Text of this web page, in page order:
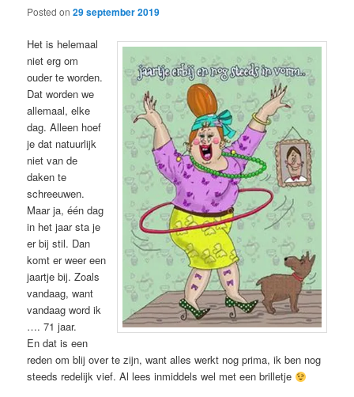
Posted on29 september 2019
Het is helemaal
niet erg om
ouder te worden.
Dat worden we
allemaal, elke
dag. Alleen hoef
je dat natuurlijk
niet van de
daken te
schreeuwen.
Maar ja, één dag
in het jaar sta je
er bij stil. Dan
komt er weer een
jaartje bij. Zoals
vandaag, want
vandaag word ik
…. 71 jaar.
En dat is een
reden om blij over te zijn, want alles werkt nog prima, ik ben nog
steeds redelijk vief. Al lees inmiddels wel met een brilletje